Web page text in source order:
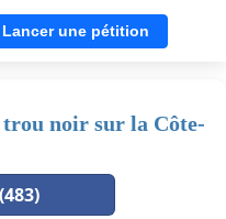
Lancer une pétition
noir sur la Côte-